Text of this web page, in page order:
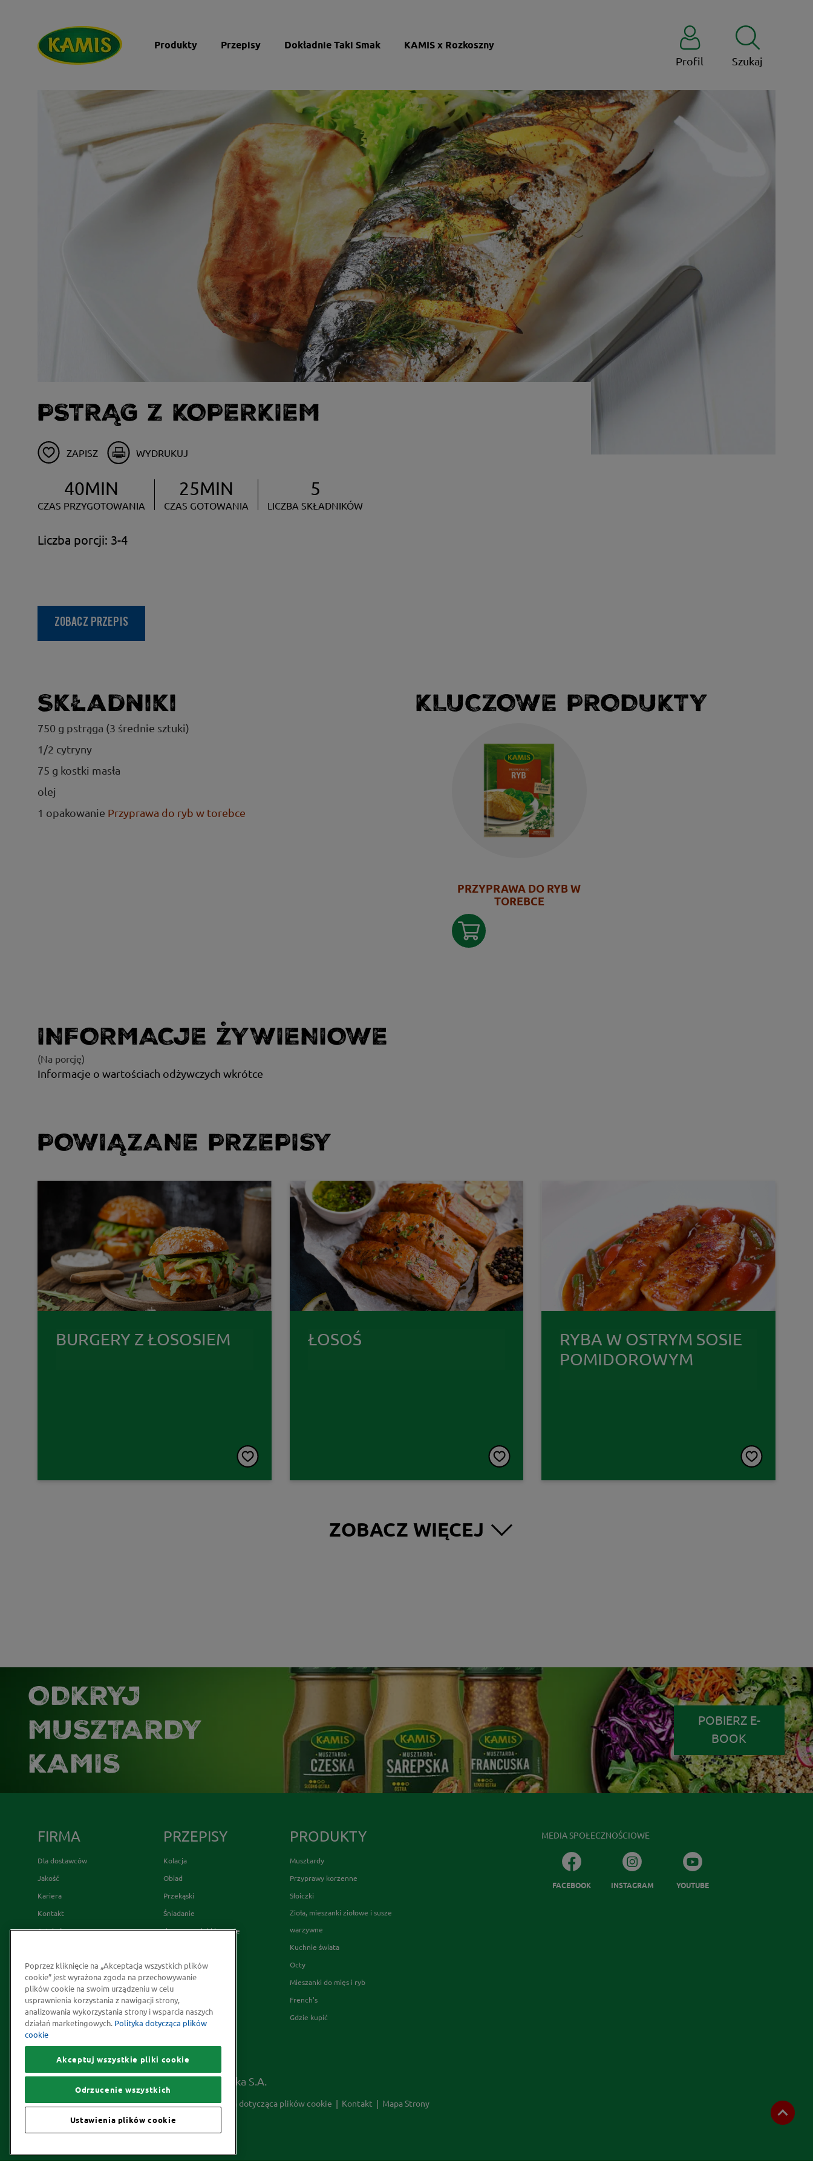
Produkty Przepisy Dokładnie Taki Smak KAMIS x Rozkoszny
Profil Szukaj
PSTRĄG Z KOPERKIEM
ZAPISZ WYDRUKUJ
40MIN
CZAS PRZYGOTOWANIA
25MIN
CZAS GOTOWANIA
5
LICZBA SKŁADNIKÓW
Liczba porcji: 3-4
ZOBACZ PRZEPIS
Składniki
750 g pstrąga (3 średnie sztuki)
1/2 cytryny
75 g kostki masła
olej
1 opakowanie Przyprawa do ryb w torebce
KLUCZOWE PRODUKTY
PRZYPRAWA DO RYB W
TOREBCE
INFORMACJE ŻYWIENIOWE
(Na porcję)
Informacje o wartościach odżywczych wkrótce
POWIĄZANE PRZEPISY
BURGERY Z ŁOSOSIEM ŁOSOŚ
RYBA W OSTRYM SOSIE
POMIDOROWYM
ZOBACZ WIĘCEJ
ODKRYJ
MUSZTARDY
KAMIS
POBIERZ E-
BOOK
FIRMA
Dla dostawców
Jakość
Kariera
Kontakt
Artykuły
Skąd bierzemy nasze przyprawy
Strategia Podatkowa
Społeczna odpowiedzialność
Kakao odpowiedzialnie
pozyskiwane
PRZEPISY
Kolacja
Obiad
Przekąski
Śniadanie
desery wypieki i napoje
PRODUKTY
Musztardy
Przyprawy korzenne
Słoiczki
Zioła, mieszanki ziołowe i susze
warzywne
Kuchnie świata
Octy
Mieszanki do mięs i ryb
French's
Gdzie kupić
MEDIA SPOŁECZNOŚCIOWE
FACEBOOK INSTAGRAM YOUTUBE
Prawa autorskie © 2026 McCormick Polska S.A.
Informacje na temat ochrony prywatności Polityka dotycząca plików cookie Kontakt Mapa Strony
Poprzez kliknięcie na „Akceptacja wszystkich plików
cookie” jest wyrażona zgoda na przechowywanie
plików cookie na swoim urządzeniu w celu
usprawnienia korzystania z nawigacji strony,
analizowania wykorzystania strony i wsparcia naszych
działań marketingowych. Polityka dotycząca plików
cookie
Akceptuj wszystkie pliki cookie
Odrzucenie wszystkich
Ustawienia plików cookie